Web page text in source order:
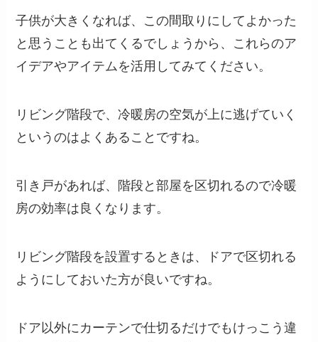
子供が大きくなれば、この間取りにしてよかった
と思うことも出てくるでしょうから、これらのア
イデアやアイテムを活用してみてください。
リビング階段で、冷暖房の空気が上に逃げていく
というのはよくあることですね。
引き戸があれば、階段と部屋を区切れるので冷暖
房の効率は良くなります。
リビング階段を設置するときは、ドアで区切れる
ようにしておいた方が良いですね。
ドア以外にカーテンで仕切るだけでもけっこう違